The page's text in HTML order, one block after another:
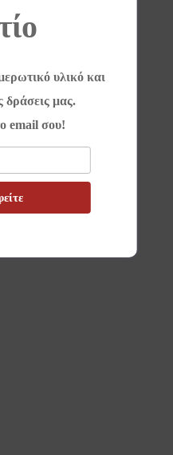
υλικό και
δράσεις μας.
email σου!